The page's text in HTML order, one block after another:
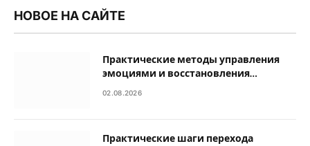
НОВОЕ НА САЙТЕ
Практические методы управления
эмоциями и восстановления
душевного равновесия
02.08.2026
Практические шаги перехода